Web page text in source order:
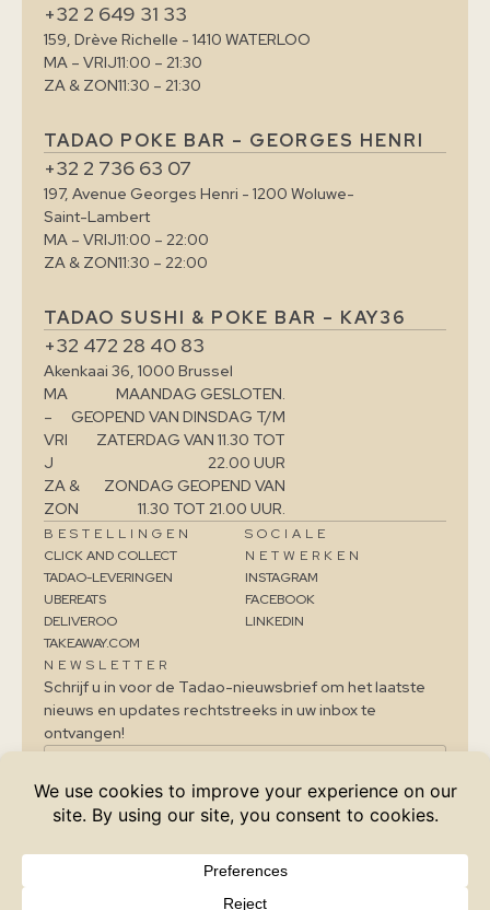
+32 2 649 31 33
159, Drève Richelle - 1410 WATERLOO
MA – VRIJ11:00 – 21:30
ZA & ZON11:30 – 21:30
TADAO POKE BAR – GEORGES HENRI
+32 2 736 63 07
197, Avenue Georges Henri - 1200 Woluwe-
Saint-Lambert
MA – VRIJ11:00 – 22:00
ZA & ZON11:30 – 22:00
TADAO SUSHI & POKE BAR – KAY36
+32 472 28 40 83
Akenkaai 36, 1000 Brussel
MA
–
VRI
J
MAANDAG GESLOTEN.
GEOPEND VAN DINSDAG T/M
ZATERDAG VAN 11.30 TOT
22.00 UUR
ZA &
ZON
ZONDAG GEOPEND VAN
11.30 TOT 21.00 UUR.
BESTELLINGEN
CLICK AND COLLECT
TADAO-LEVERINGEN
UBEREATS
DELIVEROO
TAKEAWAY.COM
SOCIALE
NETWERKEN
INSTAGRAM
FACEBOOK
LINKEDIN
NEWSLETTER
Schrijf u in voor de Tadao-nieuwsbrief om het laatste
nieuws en updates rechtstreeks in uw inbox te
ontvangen!
IK SCHRIJF ME IN
Ik ga akkoord met de verwerking van mijn
persoonsgegevens door Tadao (privacybeleid).